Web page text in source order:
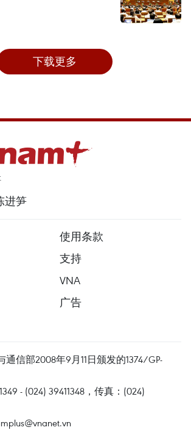
下载更多
进笋
使用条款
支持
VNA
广告
信部2008年9月11日颁发的1374/GP-
- (024) 39411348，传真：(024)